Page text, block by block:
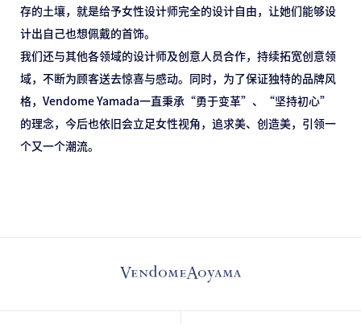
存的⼟壤，就是给予⼥性设计师完全的设计⾃由，让她们能够设
计出⾃⼰也想佩戴的⾸饰。
我们还与其他各领域的设计师及创意⼈员合作，持续拓宽创意领
域，不断为顾客送去惊喜与感动。同时，为了保证独特的品牌风
格，Vendome Yamada⼀直秉承“勇于变⾰”、“坚持初⼼”
的理念，今后也依旧会⽴⾜⼥性视⾓，追求美、创造美，引领⼀
个⼜⼀个潮流。